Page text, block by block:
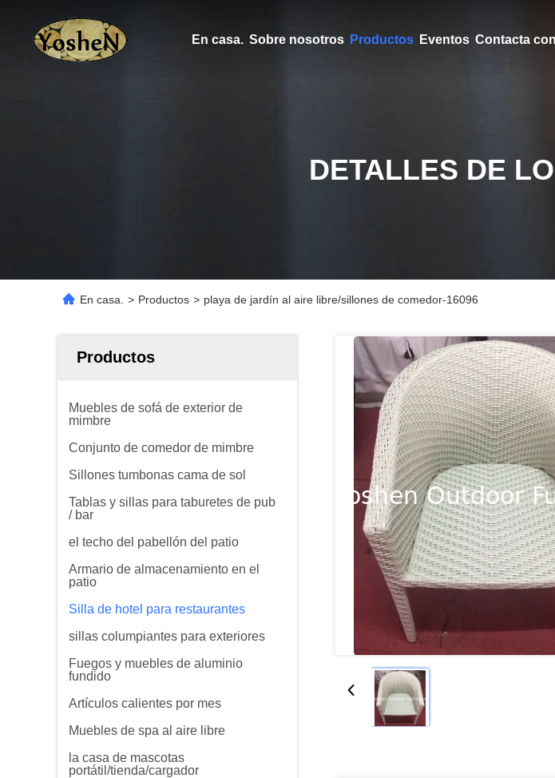
En casa. Sobre nosotros Productos Eventos Contacta
DETALLES DE
En casa. > Productos > playa de jardín al aire libre/sillones de comedor-16096
Productos
Muebles de sofá de exterior de
mimbre
Conjunto de comedor de mimbre
Sillones tumbonas cama de sol
Tablas y sillas para taburetes de pub
/ bar
el techo del pabellón del patio
Armario de almacenamiento en el
patio
Silla de hotel para restaurantes
sillas columpiantes para exteriores
Fuegos y muebles de aluminio
fundido
Artículos calientes por mes
Muebles de spa al aire libre
la casa de mascotas
portátil/tienda/cargador